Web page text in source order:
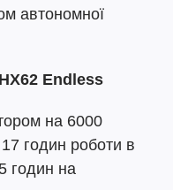
автономної
Endless
на 6000
годин роботи в
годин на